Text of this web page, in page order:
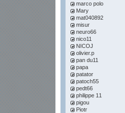
marco polo
Mary
mat040892
misur
neuro66
nico11
NICOJ
olivier.p
pan du11
papa
patator
patoch55
pedt66
philippe 11
pigou
Piotr